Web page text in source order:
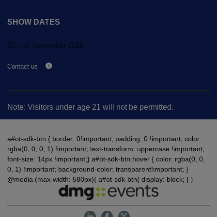
SHOW DATES
23 – 26 November 2026
Contact us
Note: Visitors under age 21 will not be permitted.
a#ot-sdk-btn { border: 0!important; padding: 0 !important; color:
rgba(0, 0, 0, 1) !important; text-transform: uppercase !important;
font-size: 14px !important;} a#ot-sdk-btn:hover { color: rgba(0, 0,
0, 1) !important; background-color: transparent!important; }
@media (max-width: 580px){ a#ot-sdk-btn{ display: block; } }